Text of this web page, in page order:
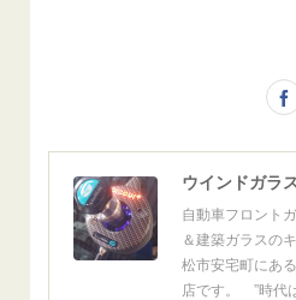
自動車フロント
＆建築ガラスの
松市安宅町にあ
店です。 ”時代